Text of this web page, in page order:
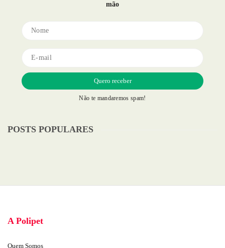
mão
Não te mandaremos spam!
POSTS POPULARES
A Polipet
Quem Somos